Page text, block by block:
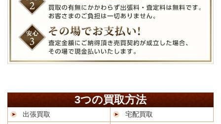
3つの買取方法
出張買取
宅配買取